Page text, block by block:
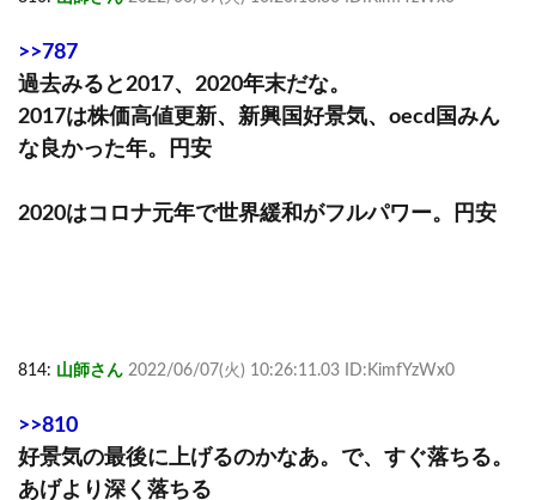
>>787
過去みると2017、2020年末だな。
2017は株価高値更新、新興国好景気、oecd国みん
な良かった年。円安
2020はコロナ元年で世界緩和がフルパワー。円安
814: 山師さん 2022/06/07(火) 10:26:11.03 ID:KimfYzWx0
>>810
好景気の最後に上げるのかなあ。で、すぐ落ちる。
あげより深く落ちる